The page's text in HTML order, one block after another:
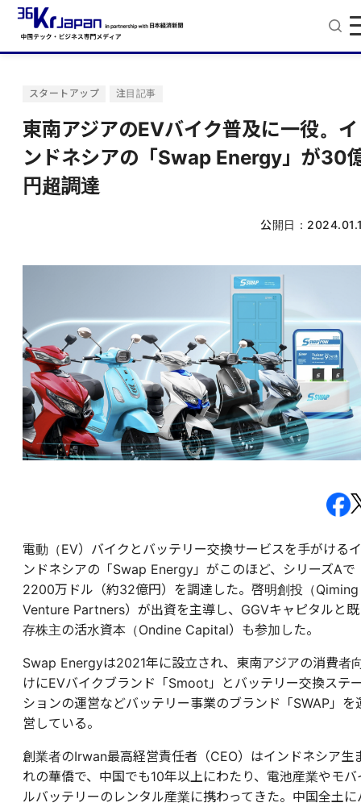
スタートアップ 注目記事
東南アジアのEVバイク普及に一役。イ
ンドネシアの「Swap Energy」が30
円超調達
公開日：
電動（EV）バイクとバッテリー交換サービスを手がけるイ
ンドネシアの「Swap Energy」がこのほど、シリーズAで
2200万ドル（約32億円）を調達した。啓明創投（Qiming
Venture Partners）が出資を主導し、GGVキャピタルと既
存株主の活水資本（Ondine Capital）も参加した。
Swap Energyは2021年に設立され、東南アジアの消費者
けにEVバイクブランド「Smoot」とバッテリー交換ステ
ションの運営などバッテリー事業のブランド「SWAP」 を
営している。
創業者のIrwan最高経営責任者（CEO）はインドネシア生
れの華僑で、中国でも10年以上にわたり、電池産業やモバ
ルバッテリーのレンタル産業に携わってきた。中国全土に